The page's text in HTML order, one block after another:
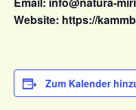
Website: https://
Zum Kalender